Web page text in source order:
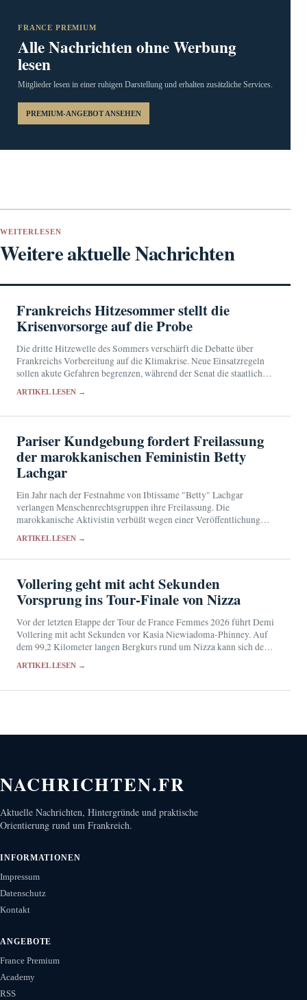
FRANCE PREMIUM
Alle Nachrichten ohne Werbung
lesen
Mitglieder lesen in einer ruhigen Darstellung und erhalten zusätzliche Services.
PREMIUM-ANGEBOT ANSEHEN
WEITERLESEN
Weitere aktuelle Nachrichten
Frankreichs Hitzesommer stellt die
Krisenvorsorge auf die Probe
Die dritte Hitzewelle des Sommers verschärft die Debatte über
Frankreichs Vorbereitung auf die Klimakrise. Neue Einsatzregeln
sollen akute Gefahren begrenzen, während der Senat die staatliche
ARTIKEL LESEN →
Pariser Kundgebung fordert Freilassung
der marokkanischen Feministin Betty
Lachgar
Ein Jahr nach der Festnahme von Ibtissame "Betty" Lachgar
verlangen Menschenrechtsgruppen ihre Freilassung. Die
marokkanische Aktivistin verbüßt wegen einer Veröffentlichung
ARTIKEL LESEN →
Vollering geht mit acht Sekunden
Vorsprung ins Tour-Finale von Nizza
Vor der letzten Etappe der Tour de France Femmes 2026 führt Demi
Vollering mit acht Sekunden vor Kasia Niewiadoma-Phinney. Auf
dem 99,2 Kilometer langen Bergkurs rund um Nizza kann sich der
ARTIKEL LESEN →
NACHRICHTEN.FR
Aktuelle Nachrichten, Hintergründe und praktische
Orientierung rund um Frankreich.
INFORMATIONEN
Impressum
Datenschutz
Kontakt
ANGEBOTE
France Premium
Academy
RSS